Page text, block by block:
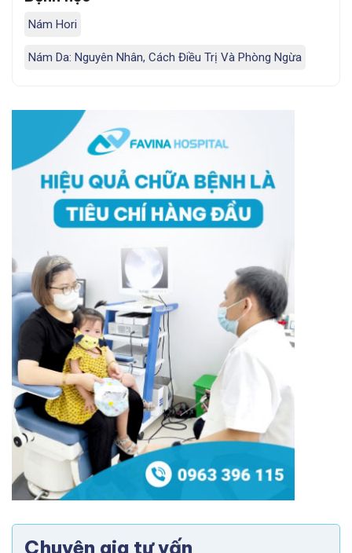
Nám Hori
Nám Da: Nguyên Nhân, Cách Điều Trị Và Phòng Ngừa
Chuyên gia tư vấn